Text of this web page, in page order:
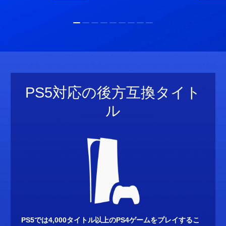
PS5対応の後方互換タイト
ル
PS5では4,000タイトル以上のPS4ゲームをプレイするこ